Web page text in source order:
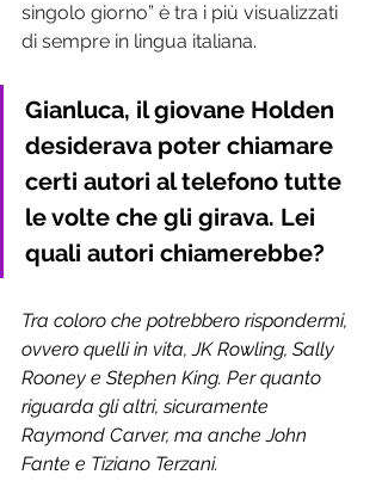
singolo giorno” è tra i più visualizzati
di sempre in lingua italiana.
Gianluca, il giovane Holden
desiderava poter chiamare
certi autori al telefono tutte
le volte che gli girava. Lei
quali autori chiamerebbe?
Tra coloro che potrebbero rispondermi,
ovvero quelli in vita, JK Rowling, Sally
Rooney e Stephen King. Per quanto
riguarda gli altri, sicuramente
Raymond Carver, ma anche John
Fante e Tiziano Terzani.